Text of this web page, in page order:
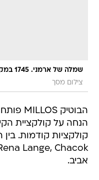
שמלה של ארמני. 1745 במקום 3490 שקלים
צילום מסך
קולקציות קודמות.
אביב.